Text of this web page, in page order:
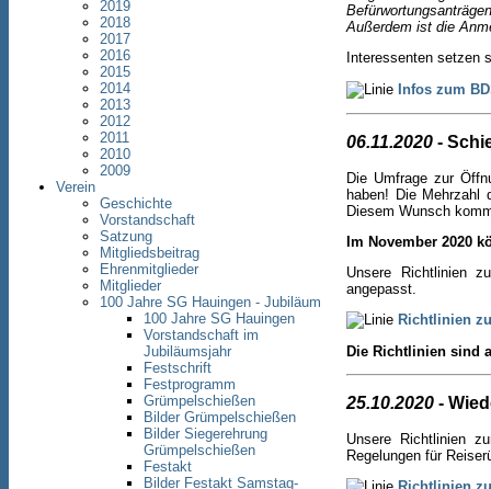
2019
2018
2017
2016
2015
2014
2013
2012
2011
2010
2009
Verein
Geschichte
Vorstandschaft
Satzung
Mitgliedsbeitrag
Ehrenmitglieder
Mitglieder
100 Jahre SG Hauingen - Jubiläum
100 Jahre SG Hauingen
Vorstandschaft im
Jubiläumsjahr
Festschrift
Festprogramm
Grümpelschießen
Bilder Grümpelschießen
Bilder Siegerehrung
Grümpelschießen
Festakt
Bilder Festakt Samstag-
Außerdem ist die
Interessenten setzen
Infos zum
06.11.2020 -
Die Umfrage zur
haben! Die Mehrzahl
Diesem Wunsch
Im November 2020
Unsere Richtlinien
angepasst.
Richtlinien
Die Richtlinien sind
25.10.2020 -
Unsere Richtlinien
Regelungen für